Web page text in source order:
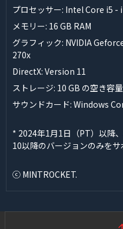
プロセッサー: Intel Core i5 -
メモリー: 16 GB RAM
グラフィック: NVIDIA
270x
DirectX: Version 11
ストレージ: 10 GB の空き容量
サウンドカード: Windows
* 2024年1月1日（PT）以降
10以降のバージョンのみをサ
ⓒ MINTROCKET.